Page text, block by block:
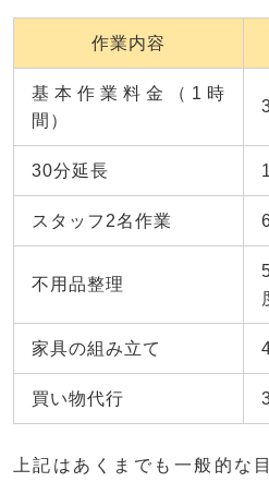
作業内容
基本作業料金（1時
間）
30分延長
スタッフ2名作業
不用品整理
家具の組み立て
買い物代行
上記はあくまでも一般的な